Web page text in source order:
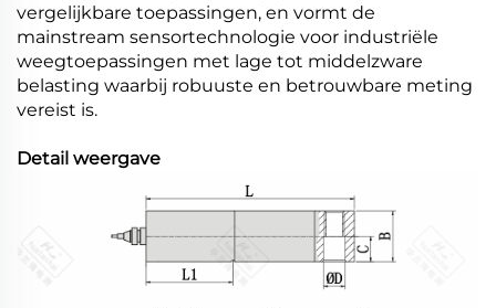
vergelijkbare toepassingen, en vormt de
mainstream sensortechnologie voor industriële
weegtoepassingen met lage tot middelzware
belasting waarbij robuuste en betrouwbare meting
vereist is.
Detail weergave